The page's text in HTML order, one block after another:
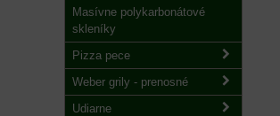
Masívne polykarbonátové
skleníky
Pizza pece
Weber grily - prenosné
Udiarne